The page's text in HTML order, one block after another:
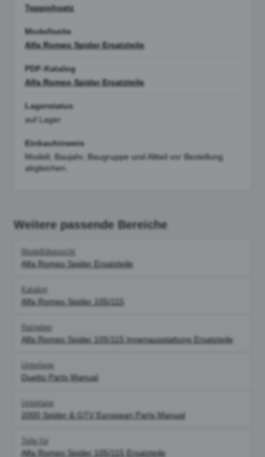
Teppichsatz
Modellseite
Alfa Romeo Spider Ersatzteile
PDF-Katalog
Alfa Romeo Spider Ersatzteile
Lagerstatus
auf Lager
Einbauhinweis
Modell, Baujahr, Baugruppe und Altteil vor Bestellung
abgleichen.
Weitere passende Bereiche
Modellübersicht
Alfa Romeo Spider Ersatzteile
Katalog
Alfa Romeo Spider 105/115
Ratgeber
Alfa Romeo Spider 105/115 Innenausstattung Ersatzteile
Unterlage
Duetto Parts Manual
Unterlage
2000 Spider & GTV European Parts Manual
Teile für
Alfa Romeo Spider 105/115 Ersatzteile